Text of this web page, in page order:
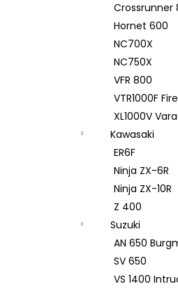
Crossrunner
Hornet 600
NC700X
NC750X
VFR 800
VTR1000F
XL1000V
Kawasaki
ER6F
Ninja ZX-6R
Ninja ZX-10R
Z 400
Suzuki
AN 650
SV 650
VS 1400